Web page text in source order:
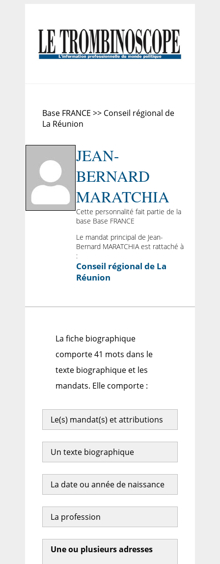
Base FRANCE >> Conseil régional de
La Réunion
JEAN-
BERNARD
MARATCHIA
Cette personnalité fait partie de la
base Base FRANCE
Le mandat principal de Jean-
Bernard MARATCHIA est rattaché à
:
Conseil régional de La
Réunion
La fiche biographique
comporte 41 mots dans le
texte biographique et les
mandats. Elle comporte :
Le(s) mandat(s) et attributions
Un texte biographique
La date ou année de naissance
La profession
Une ou plusieurs adresses